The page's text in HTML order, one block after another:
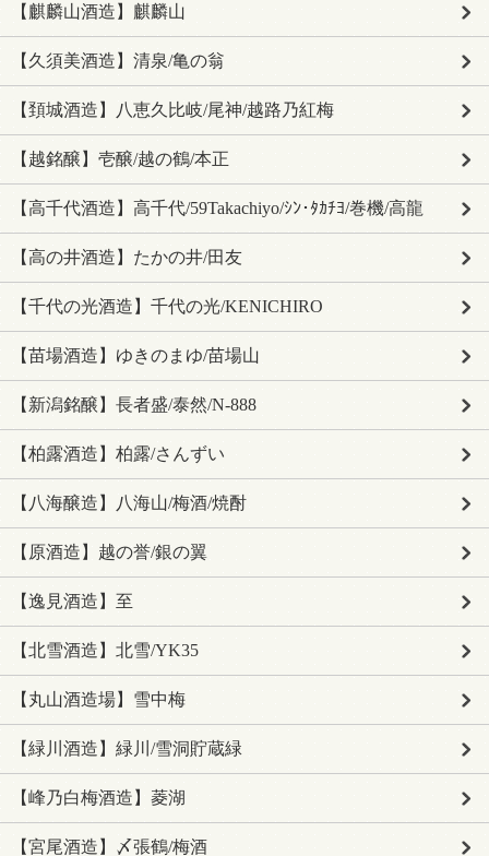
【麒麟山酒造】麒麟山
【久須美酒造】清泉/亀の翁
【頚城酒造】八恵久比岐/尾神/越路乃紅梅
【越銘醸】壱醸/越の鶴/本正
【高千代酒造】高千代/59Takachiyo/ｼﾝ･ﾀｶﾁﾖ/巻機/高龍
【高の井酒造】たかの井/田友
【千代の光酒造】千代の光/KENICHIRO
【苗場酒造】ゆきのまゆ/苗場山
【新潟銘醸】長者盛/泰然/N-888
【柏露酒造】柏露/さんずい
【八海醸造】八海山/梅酒/焼酎
【原酒造】越の誉/銀の翼
【逸見酒造】至
【北雪酒造】北雪/YK35
【丸山酒造場】雪中梅
【緑川酒造】緑川/雪洞貯蔵緑
【峰乃白梅酒造】菱湖
【宮尾酒造】〆張鶴/梅酒